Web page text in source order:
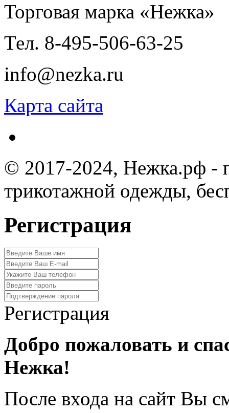
Торговая марка «Нежка»
Тел. 8-495-506-63-25
info@nezka.ru
Карта сайта
© 2017-2024, Нежка.рф -
трикотажной одежды,
Регистрация
Регистрация
Добро пожаловать и
Нежка!
После входа на сайт Вы